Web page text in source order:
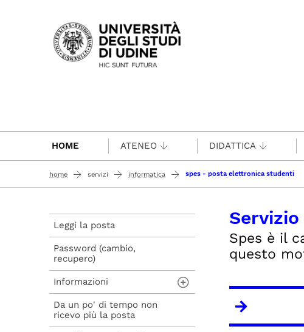
Passa al contenuto principale
HOME ATENEO DIDATTICA
home servizi informatica spes - posta elettronica studenti
Spes è il
questo
Leggi la posta
Password (cambio,
recupero)
Informazioni
Caratteristiche del
sistema
Da un po' di tempo non
ricevo più la posta